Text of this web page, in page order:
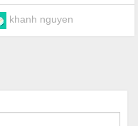
khanh nguyen